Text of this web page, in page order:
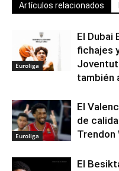
Artículos relacionados
Euroliga
El Dubai
fichajes
Joventut
también
Euroliga
El
de
Trendon
El